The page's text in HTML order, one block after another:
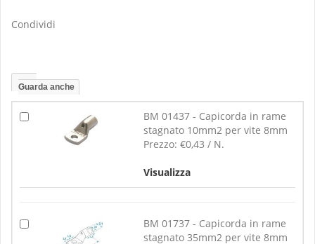
Condividi
Guarda anche
BM 01437 - Capicorda in rame
stagnato 10mm2 per vite 8mm
Prezzo: €0,43 / N.
Visualizza
BM 01737 - Capicorda in rame
stagnato 35mm2 per vite 8mm